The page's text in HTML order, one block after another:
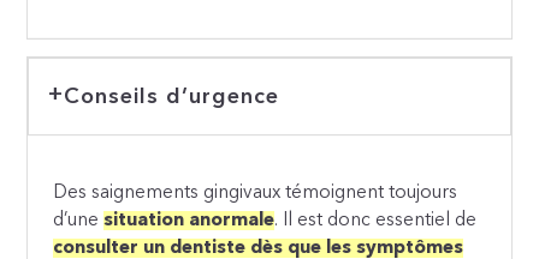
Conseils d’urgence
Des saignements gingivaux témoignent toujours
d’unesituation anormale. Il est donc essentiel de
consulter un dentiste dès que les symptômes